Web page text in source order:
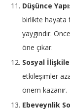
Düşünce
birlikte hayata
yaygındır.
öne çıkar.
Sosyal
etkileşimler
önem kazanır.
Ebeveynlik